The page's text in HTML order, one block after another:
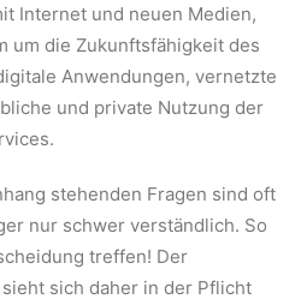
Internet und neuen Medien,
um die Zukunftsfähigkeit des
Anwendungen, vernetzte
und private Nutzung der
stehenden Fragen sind oft
nur schwer verständlich. So
treffen! Der
sich daher in der Pflicht